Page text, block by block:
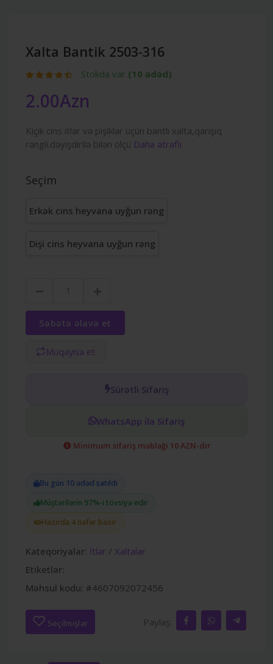
Xalta Bantik 2503-316
Stokda var (10 ədəd)
2.00Azn
Kiçik cins itlər və pişiklər üçün bantlı xalta,qarışıq
rəngli.dəyişdirilə bilən ölçü Daha ətraflı
Seçim
Erkək cins heyvana uyğun rəng
Dişi cins heyvana uyğun rəng
Səbətə əlavə et
Müqayisə et
Sürətli Sifariş
WhatsApp ilə Sifariş
Minimum sifariş məbləği 10 AZN-dir
Bu gün 10 ədəd satıldı
Müştərilərin 97%-i tövsiyə edir
Hazırda 4 nəfər baxır
Kateqoriyalar: İtlər / Xaltalar
Etiketlər:
Məhsul kodu: #4607092072456
Seçilmişlər Paylaş: